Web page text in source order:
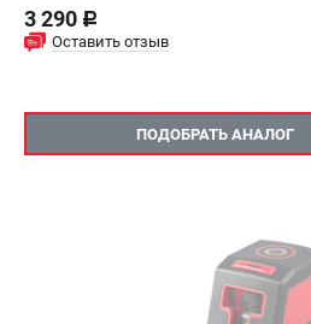
Как выбрать краскопульт?
Как выбрать компрессор?
Как правильно выбрать
Аппараты контактной сварки
3 290 c
Оставить отзыв
ПОДОБРАТЬ АНАЛОГ